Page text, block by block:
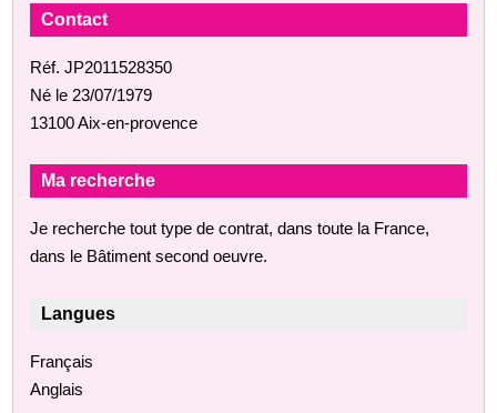
Contact
Réf. JP2011528350
Né le 23/07/1979
13100 Aix-en-provence
Ma recherche
Je recherche tout type de contrat, dans toute la France,
dans le Bâtiment second oeuvre.
Langues
Français
Anglais